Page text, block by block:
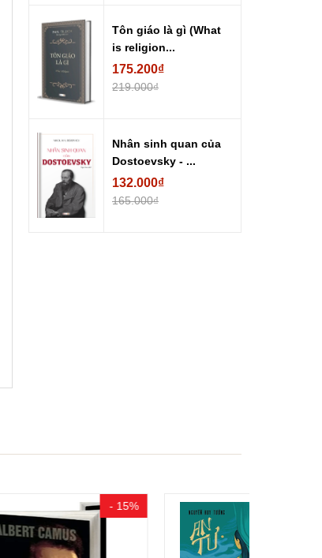
Tôn giáo là gì (What
is religion...
175.200₫
219.000₫
Nhân sinh quan của
Dostoevsky - ...
132.000₫
165.000₫
- 15%